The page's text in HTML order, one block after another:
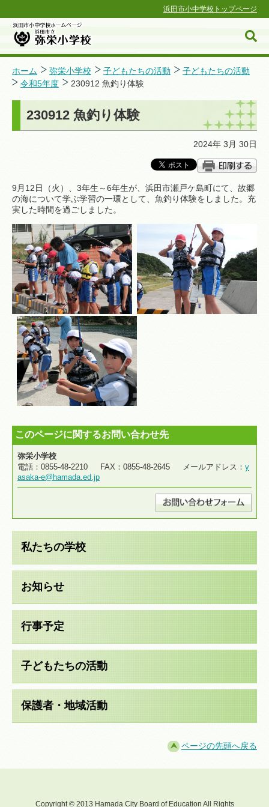
浜田市小中学校トップページ
浜田市小中学校ホームページ
ホーム 弥栄小学校 子どもたちの活動
子どもたちの活動
令和5年度
230912 魚釣り体験
230912 魚釣り体験
2024年 3月 30日
9月12日（火）、3年生～6年生が、浜田市瀬戸ケ島町にて、故郷
の海について学ぶ学習の一環として、魚釣り体験をしました。充
実した時間を過ごしました。
このページに関するお問い合わせ先
弥栄小学校
電話：0855-48-2210 FAX：0855-48-2645 メールアドレス： y
asaka-e@hamada.ed.jp
私たちの学校
お知らせ
行事予定
子どもたちの活動
保護者・地域活動
ページの先頭へ戻る
Copyright © 2013 Hamada City Board of Education All Rights